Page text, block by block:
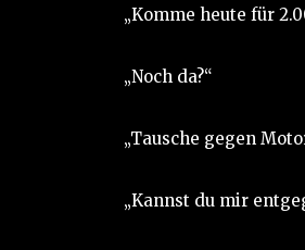
„Komme heute für
„Noch da?“
„Tausche gegen
„Kannst du mir